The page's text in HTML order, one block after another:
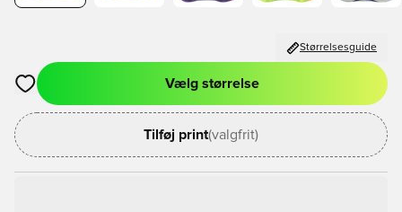
Størrelsesguide
Åbner en Modal til at logge ind eller tilmelde dig som medlem
Vælg størrelse
Tilføj print(valgfrit)